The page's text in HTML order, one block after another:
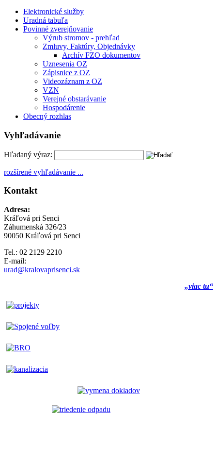
Elektronické služby
Uradná tabuľa
Povinné zverejňovanie
Výrub stromov - prehľad
Zmluvy, Faktúry, Objednávky
Archív FZO dokumentov
Uznesenia OZ
Zápisnice z OZ
Videozáznam z OZ
VZN
Verejné obstarávanie
Hospodárenie
Obecný rozhlas
Vyhľadávanie
Hľadaný výraz:
rozšírené vyhľadávanie ...
Kontakt
Adresa:
Kráľová pri Senci
Záhumenská 326/23
90050 Kráľová pri Senci
Tel.: 02 2129 2210
E-mail:
urad@kralovaprisenci.sk
„viac tu“